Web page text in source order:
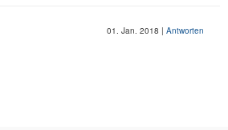
01. Jan. 2018 | Antworten